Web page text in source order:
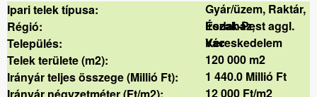
Ipari telek típusa:
Gyár/üzem, Raktár,
Irodaház,
Kereskedelem
Régió:
Észak-Pest aggl.
Település:
Vác
Telek területe (m2):
120 000 m2
Irányár teljes összege (Millió Ft):
1 440.0 Millió Ft
12 000 Ft/m2